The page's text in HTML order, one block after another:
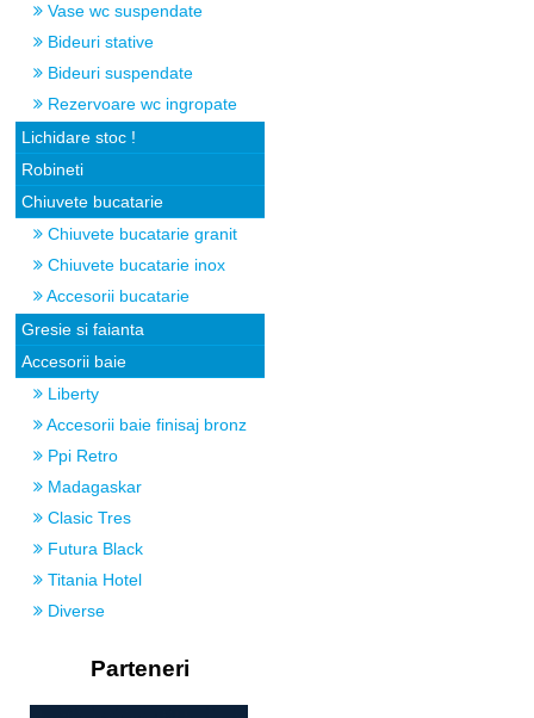
Vase wc suspendate
Bideuri stative
Bideuri suspendate
Rezervoare wc ingropate
Lichidare stoc !
Robineti
Chiuvete bucatarie
Chiuvete bucatarie granit
Chiuvete bucatarie inox
Accesorii bucatarie
Gresie si faianta
Accesorii baie
Liberty
Accesorii baie finisaj bronz
Ppi Retro
Madagaskar
Clasic Tres
Futura Black
Titania Hotel
Diverse
Parteneri